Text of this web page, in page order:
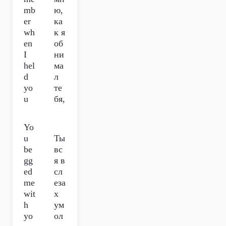
mb
er
wh
en
I
hel
d
yo
u
ю,
ка
к я
об
ни
ма
л
те
бя,
Yo
u
be
gg
ed
me
wit
h
yo
Ты
вс
я в
сл
еза
х
ум
ол